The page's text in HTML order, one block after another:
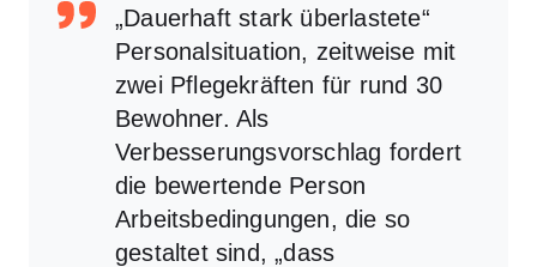
„Dauerhaft stark überlastete“
Personalsituation, zeitweise mit
zwei Pflegekräften für rund 30
Bewohner. Als
Verbesserungsvorschlag fordert
die bewertende Person
Arbeitsbedingungen, die so
gestaltet sind, „dass